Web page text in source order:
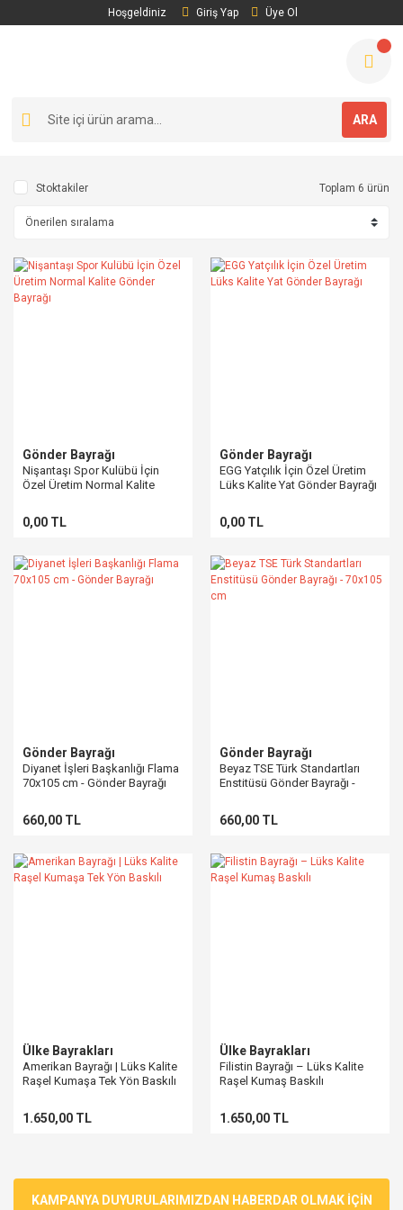
Hoşgeldiniz Giriş Yap Üye Ol
ARA
Stoktakiler Toplam 6 ürün
Gönder Bayrağı
Nişantaşı Spor Kulübü İçin
Özel Üretim Normal Kalite
0,00 TL
Gönder Bayrağı
EGG Yatçılık İçin Özel Üretim
Lüks Kalite Yat Gönder Bayrağı
0,00 TL
Gönder Bayrağı
Diyanet İşleri Başkanlığı Flama
70x105 cm - Gönder Bayrağı
660,00 TL
Gönder Bayrağı
Beyaz TSE Türk Standartları
Enstitüsü Gönder Bayrağı -
660,00 TL
Ülke Bayrakları
Amerikan Bayrağı | Lüks Kalite
Raşel Kumaşa Tek Yön Baskılı
1.650,00 TL
Ülke Bayrakları
Filistin Bayrağı – Lüks Kalite
Raşel Kumaş Baskılı
1.650,00 TL
KAMPANYA DUYURULARIMIZDAN HABERDAR OLMAK İÇİN